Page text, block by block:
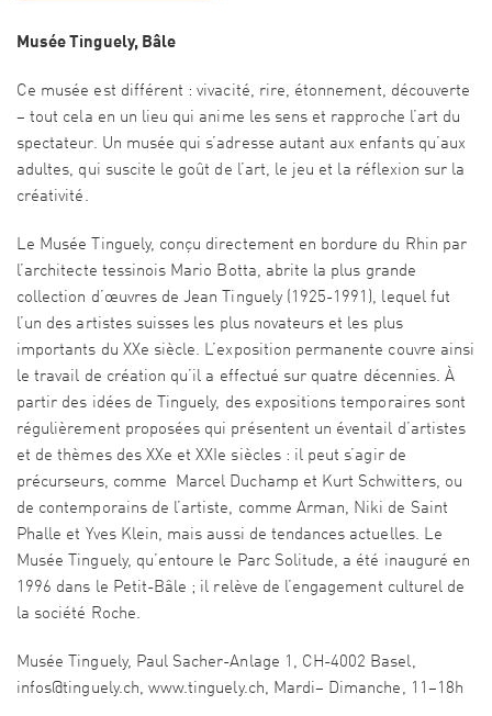
Musée Tinguely, Bâle
Ce musée est différent : vivacité, rire, étonnement, découverte
– tout cela en un lieu qui anime les sens et rapproche l’art du
spectateur. Un musée qui s’adresse autant aux enfants qu’aux
adultes, qui suscite le goût de l’art, le jeu et la réflexion sur la
créativité.
Le Musée Tinguely, conçu directement en bordure du Rhin par
l’architecte tessinois Mario Botta, abrite la plus grande
collection d’œuvres de Jean Tinguely (1925-1991), lequel fut
l’un des artistes suisses les plus novateurs et les plus
importants du XXe siècle. L’exposition permanente couvre ainsi
le travail de création qu’il a effectué sur quatre décennies. À
partir des idées de Tinguely, des expositions temporaires sont
régulièrement proposées qui présentent un éventail d’artistes
et de thèmes des XXe et XXIe siècles : il peut s’agir de
précurseurs, comme Marcel Duchamp et Kurt Schwitters, ou
de contemporains de l’artiste, comme Arman, Niki de Saint
Phalle et Yves Klein, mais aussi de tendances actuelles. Le
Musée Tinguely, qu’entoure le Parc Solitude, a été inauguré en
1996 dans le Petit-Bâle ; il relève de l’engagement culturel de
la société Roche.
Musée Tinguely, Paul Sacher-Anlage 1, CH-4002 Basel,
infos@tinguely.ch, www.tinguely.ch, Mardi– Dimanche, 11–18h